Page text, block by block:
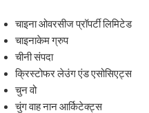
चाइना ओवरसीज प्रॉपर्टी लिमिटेड
चाइनाकेम ग्रुप
चीनी संपदा
क्रिस्टोफर लेउंग एंड एसोसिएट्स
चुन वो
चुंग वाह नान आर्किटेक्ट्स